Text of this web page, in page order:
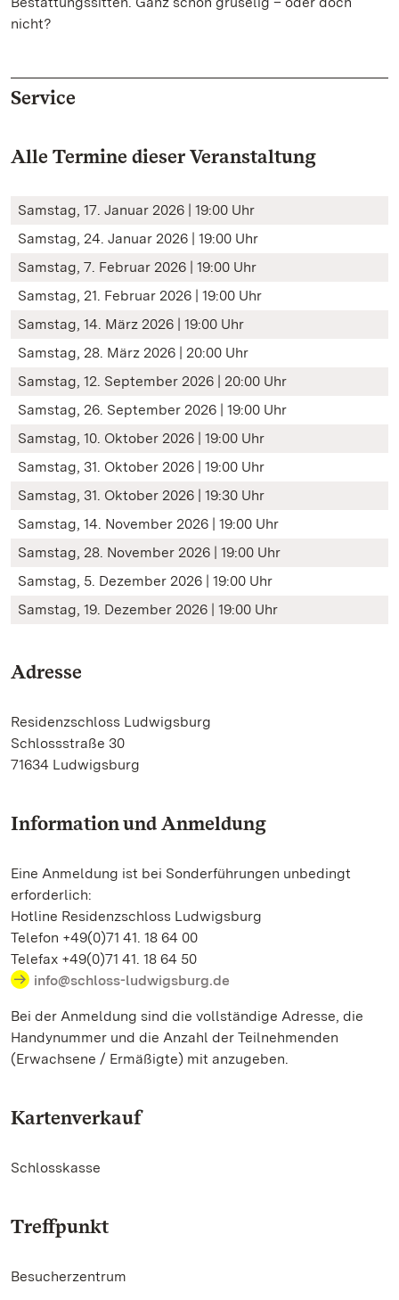
nicht?
Service
Alle Termine dieser Veranstaltung
Samstag, 17. Januar 2026 | 19:00 Uhr
Samstag, 24. Januar 2026 | 19:00 Uhr
Samstag, 7. Februar 2026 | 19:00 Uhr
Samstag, 21. Februar 2026 | 19:00 Uhr
Samstag, 14. März 2026 | 19:00 Uhr
Samstag, 28. März 2026 | 20:00 Uhr
Samstag, 12. September 2026 | 20:00 Uhr
Samstag, 26. September 2026 | 19:00 Uhr
Samstag, 10. Oktober 2026 | 19:00 Uhr
Samstag, 31. Oktober 2026 | 19:00 Uhr
Samstag, 31. Oktober 2026 | 19:30 Uhr
Samstag, 14. November 2026 | 19:00 Uhr
Samstag, 28. November 2026 | 19:00 Uhr
Samstag, 5. Dezember 2026 | 19:00 Uhr
Samstag, 19. Dezember 2026 | 19:00 Uhr
Adresse
Residenzschloss Ludwigsburg
Schlossstraße 30
71634 Ludwigsburg
Information und Anmeldung
Eine Anmeldung ist bei Sonderführungen unbedingt
erforderlich:
Hotline Residenzschloss Ludwigsburg
Telefon +49(0)71 41. 18 64 00
Telefax +49(0)71 41. 18 64 50
info@schloss-ludwigsburg.de
Bei der Anmeldung sind die vollständige Adresse, die
Handynummer und die Anzahl der Teilnehmenden
(Erwachsene / Ermäßigte) mit anzugeben.
Kartenverkauf
Schlosskasse
Treffpunkt
Besucherzentrum